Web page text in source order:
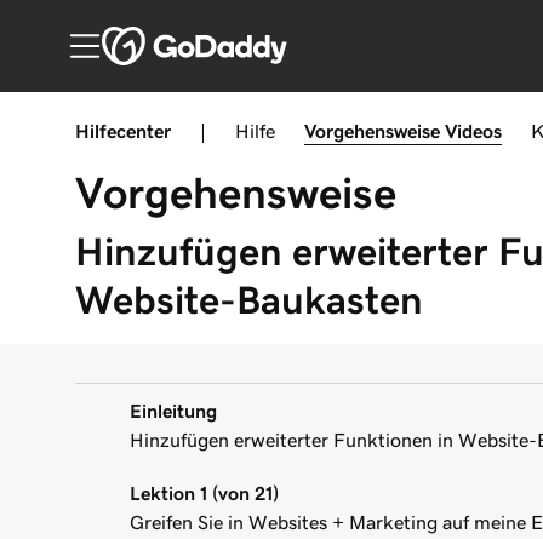
Hilfecenter Hilfe Vorgehensweise Videos
Vorgehensweise
Hinzufügen erweiterter
Website-Baukasten
Einleitung
Hinzufügen erweiterter Funktionen in Website-
Lektion 1 (von 21)
Greifen Sie in Websites + Marketing auf meine